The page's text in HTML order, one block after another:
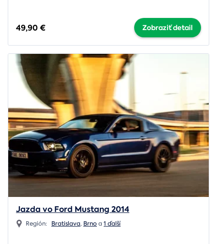
49,90 € Zobraziť detail
Jazda vo Ford Mustang 2014
Región: Bratislava, Brnoa 1 ďalší